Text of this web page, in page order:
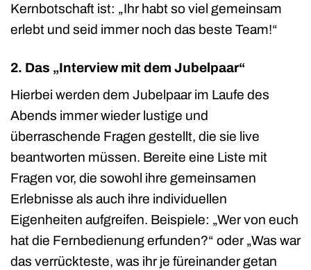
Kernbotschaft ist: „Ihr habt so viel gemeinsam
erlebt und seid immer noch das beste Team!“
2. Das „Interview mit dem Jubelpaar“
Hierbei werden dem Jubelpaar im Laufe des
Abends immer wieder lustige und
überraschende Fragen gestellt, die sie live
beantworten müssen. Bereite eine Liste mit
Fragen vor, die sowohl ihre gemeinsamen
Erlebnisse als auch ihre individuellen
Eigenheiten aufgreifen. Beispiele: „Wer von euch
hat die Fernbedienung erfunden?“ oder „Was war
das verrückteste, was ihr je füreinander getan